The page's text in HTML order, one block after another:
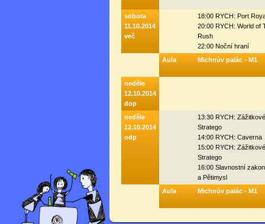
sobota
11.10.2014
več
18:00 RYCH: Port
20:00 RYCH: World of
Rush
22:00 Noční hraní
Aula
Michnův palác - M1
neděle
12.10.2014
dop
neděle
12.10.2014
odp
13:30 RYCH: Zážitkové
Stratego
14:00 RYCH: Caverna
15:00 RYCH: Zážitkové
Stratego
16:00 Slavnostní
a Pětimysl
Aula
Michnův palác - M1